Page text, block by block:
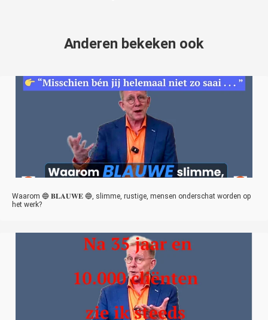
Anderen bekeken ook
Waarom 🔵 𝐁𝐋𝐀𝐔𝐖𝐄 🔵, slimme, rustige, mensen onderschat worden op
het werk?